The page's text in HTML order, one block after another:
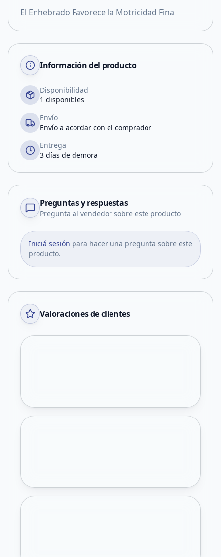
El Enhebrado Favorece la Motricidad Fina
Información del producto
Disponibilidad
1 disponibles
Envío
Envío a acordar con el comprador
Entrega
3 días de demora
Preguntas y respuestas
Pregunta al vendedor sobre este producto
Iniciá sesión para hacer una pregunta sobre este
producto.
Valoraciones de clientes